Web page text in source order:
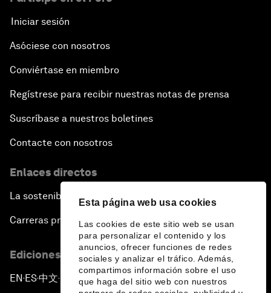
Esta página web usa cookies
Las cookies de este sitio web se usan
para personalizar el contenido y los
anuncios, ofrecer funciones de redes
sociales y analizar el tráfico. Además,
compartimos información sobre el uso
que haga del sitio web con nuestros
Iniciar sesión
Asóciese con nosotros
Conviértase en miembro
Regístrese para recibir nuestras notas de prensa
Suscríbase a nuestros boletines
Contacte con nosotros
Enlaces directos
La sostenibilidad en el Foro
Carreras profesionales
Ediciones en otros idiomas
EN ▪ES▪中文▪ 日本語